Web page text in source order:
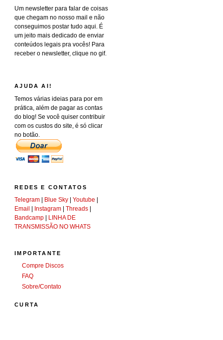
Um newsletter para falar de coisas
que chegam no nosso mail e não
conseguimos postar tudo aqui. É
um jeito mais dedicado de enviar
conteúdos legais pra vocês! Para
receber o newsletter, clique no gif.
AJUDA AI!
Temos várias ideias para por em
prática, além de pagar as contas
do blog! Se você quiser contribuir
com os custos do site, é só clicar
no botão.
REDES E CONTATOS
Telegram | Blue Sky |Youtube |
Email | Instagram |Threads |
Bandcamp | LINHA DE
TRANSMISSÃO NO WHATS
IMPORTANTE
Compre Discos
FAQ
Sobre/Contato
CURTA